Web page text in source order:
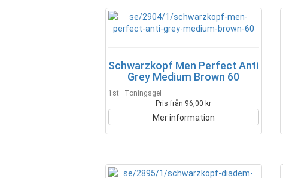
Schwarzkopf Men Perfect Anti
Grey Medium Brown 60
1st · Toningsgel
Pris från 96,00 kr
Mer information